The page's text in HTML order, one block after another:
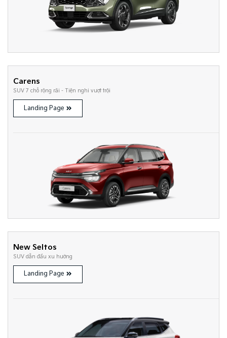
Carens
SUV 7 chỗ rộng rãi - Tiện nghi vượt trội
Landing Page
New Seltos
SUV dẫn đầu xu hướng
Landing Page